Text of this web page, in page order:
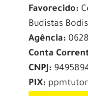
Favorecido:
Budistas
Agência:
Conta
CNPJ:
PIX: